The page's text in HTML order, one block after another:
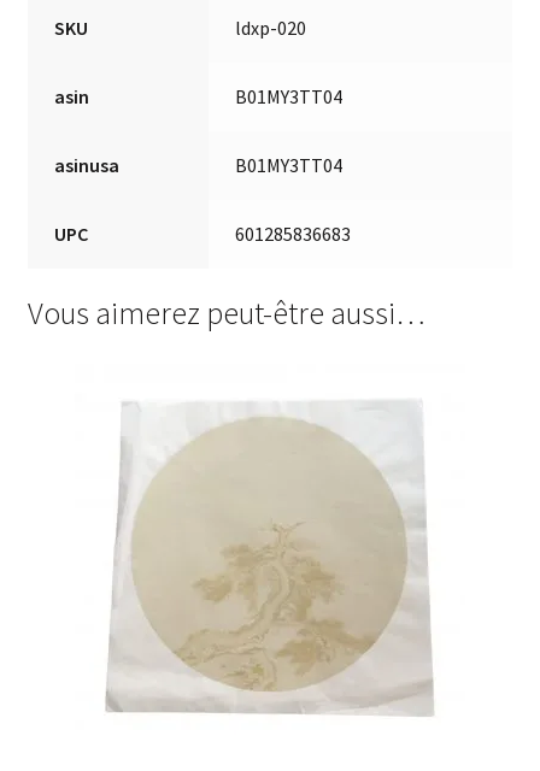
SKU ldxp-020
asin B01MY3TT04
asinusa B01MY3TT04
UPC 601285836683
Vous aimerez peut-être aussi…